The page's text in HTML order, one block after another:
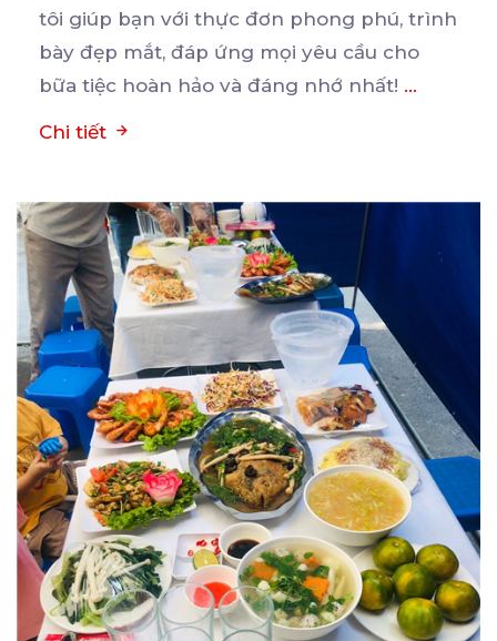
tôi giúp bạn với thực đơn phong phú, trình
bày đẹp mắt, đáp ứng mọi yêu cầu cho
bữa tiệc hoàn hảo và đáng nhớ nhất! ...
Chi tiết